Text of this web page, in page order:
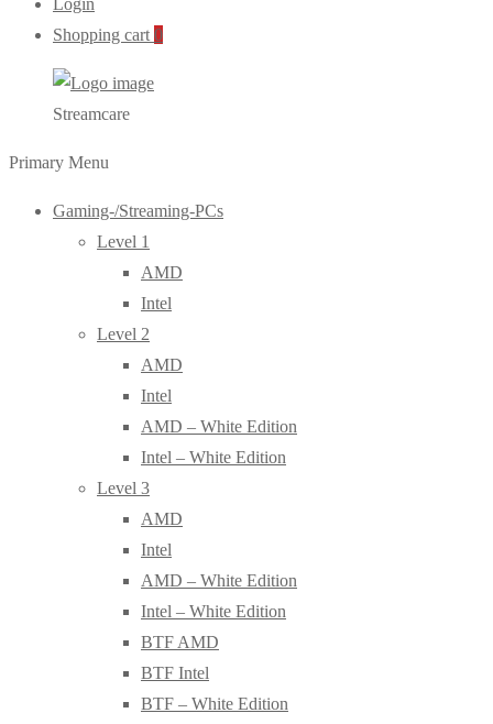
Login
Shopping cart 0
Streamcare
Primary Menu
Gaming-/Streaming-PCs
Level 1
AMD
Intel
Level 2
AMD
Intel
AMD – White Edition
Intel – White Edition
Level 3
AMD
Intel
AMD – White Edition
Intel – White Edition
BTF AMD
BTF Intel
BTF – White Edition